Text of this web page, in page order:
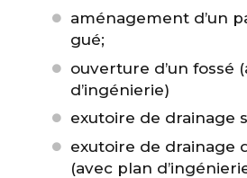
aménagement d’un
gué;
ouverture d’un fossé
d’ingénierie)
exutoire de drainage
exutoire de drainage
(avec plan